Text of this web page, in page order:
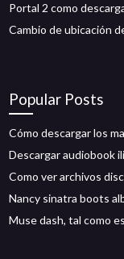
Portal 2 como
Cambio de ubicación
Popular Posts
Cómo descargar los
Descargar audiobook
Como ver archivos
Nancy sinatra boots
Muse dash, tal como